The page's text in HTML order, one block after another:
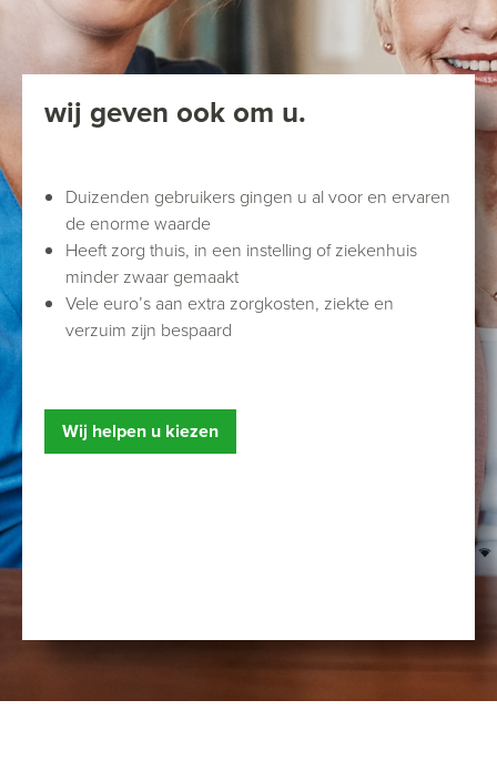
wij geven ook om u.
Duizenden gebruikers gingen u al voor en ervaren
de enorme waarde
Heeft zorg thuis, in een instelling of ziekenhuis
minder zwaar gemaakt
Vele euro’s aan extra zorgkosten, ziekte en
verzuim zijn bespaard
Wij helpen u kiezen